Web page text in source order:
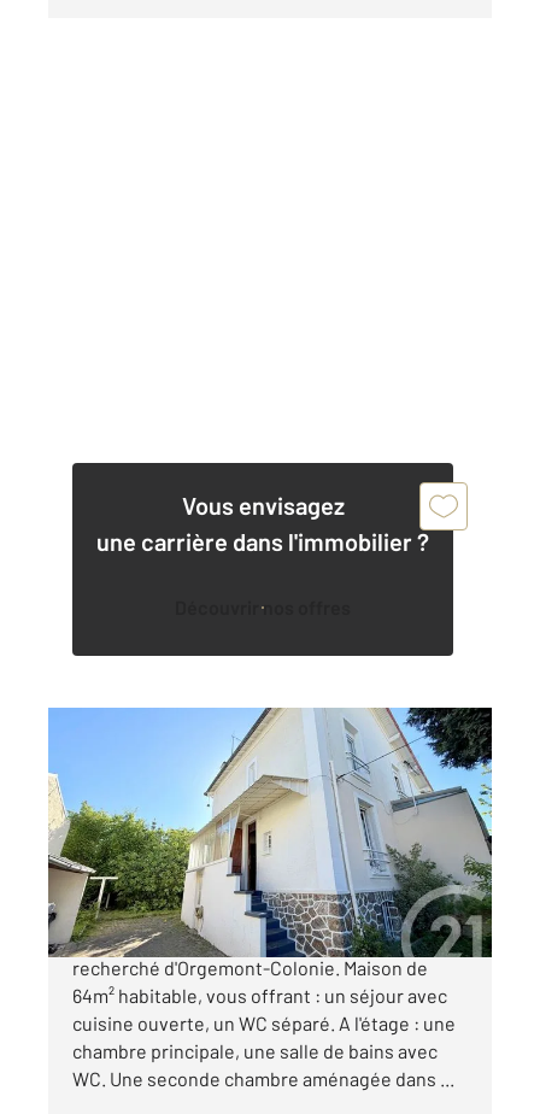
Vous envisagez
une carrière dans l'immobilier ?
Découvrir nos offres
, 3 pièces
Maison à vendre
221 500 €
ARGENTEUIL - Situé dans le quartier très
recherché d'Orgemont-Colonie. Maison de
64m² habitable, vous offrant : un séjour avec
cuisine ouverte, un WC séparé. A l'étage : une
chambre principale, une salle de bains avec
WC. Une seconde chambre aménagée dans ...